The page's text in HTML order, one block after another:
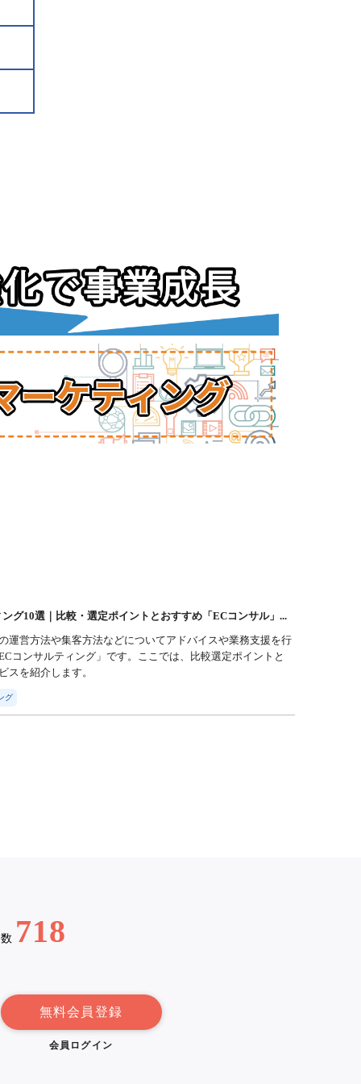
グ10選｜比較・選定ポイントとおすすめ「ECコンサル」...
運営方法や集客方法などについてアドバイスや業務支援を行
コンサルティング」です。ここでは、比較選定ポイントと
スを紹介します。
グ
718
無料会員登録
会員ログイン